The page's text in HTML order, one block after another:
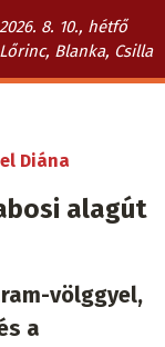
2026. 8. 10., hétfő
Lőrinc, Blanka, Csilla
Diána
alagút
völggyel,
a